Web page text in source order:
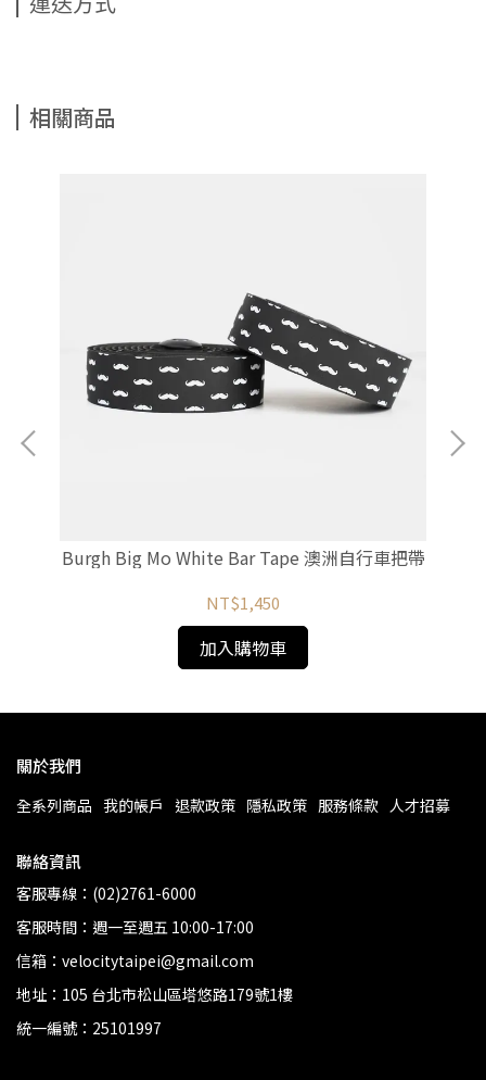
相關商品
Burgh Big Mo White Bar Tape 澳洲自行車把帶
NT$1,450
加入購物車
關於我們
全系列商品 我的帳戶 退款政策 隱私政策 服務條款 人才招募
聯絡資訊
客服專線：(02)2761-6000
客服時間：週一至週五 10:00-17:00
信箱：velocitytaipei@gmail.com
地址：105 台北市松山區塔悠路179號1樓
統一編號：25101997